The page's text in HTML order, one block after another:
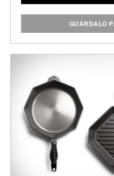
GUÁRDALO